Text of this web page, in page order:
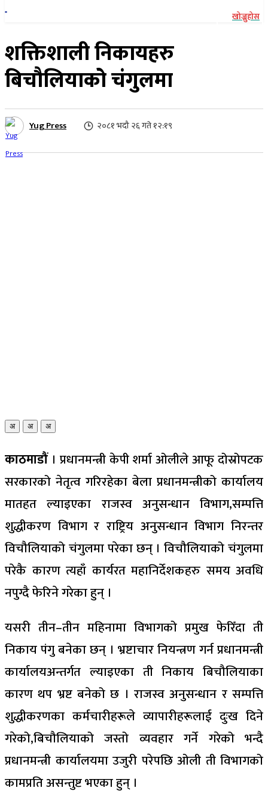
खोज्नुहोस
शक्तिशाली निकायहरु
बिचौलियाको चंगुलमा
Yug Press २०८१ भदौ २६ गते १२:१९
अ अ अ
काठमाडौं। प्रधानमन्त्री केपी शर्मा ओलीले आफू दोस्रोपटक
सरकारको नेतृत्व गरिरहेका बेला प्रधानमन्त्रीको कार्यालय
मातहत ल्याइएका राजस्व अनुसन्धान विभाग,सम्पत्ति
शुद्धीकरण विभाग र राष्ट्रिय अनुसन्धान विभाग निरन्तर
विचौलियाको चंगुलमा परेका छन् । विचौलियाको चंगुलमा
परेकै कारण त्यहाँ कार्यरत महानिर्देशकहरु समय अवधि
नपुग्दै फेरिने गरेका हुन् ।
यसरी तीन–तीन महिनामा विभागको प्रमुख फेरिँदा ती
निकाय पंगु बनेका छन् । भ्रष्टाचार नियन्त्रण गर्न प्रधानमन्त्री
कार्यालयअन्तर्गत ल्याइएका ती निकाय बिचौलियाका
कारण थप भ्रष्ट बनेको छ । राजस्व अनुसन्धान र सम्पत्ति
शुद्धीकरणका कर्मचारीहरूले व्यापारीहरूलाई दुःख दिने
गरेको,बिचौलियाको जस्तो व्यवहार गर्ने गरेको भन्दै
प्रधानमन्त्री कार्यालयमा उजुरी परेपछि ओली ती विभागको
कामप्रति असन्तुष्ट भएका हुन् ।